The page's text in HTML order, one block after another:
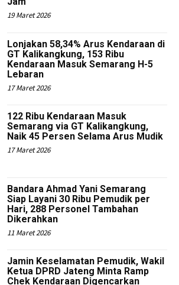
19 Maret 2026
Lonjakan 58,34% Arus Kendaraan di
GT Kalikangkung, 153 Ribu
Kendaraan Masuk Semarang H-5
Lebaran
17 Maret 2026
122 Ribu Kendaraan Masuk
Semarang via GT Kalikangkung,
Naik 45 Persen Selama Arus Mudik
17 Maret 2026
Bandara Ahmad Yani Semarang
Siap Layani 30 Ribu Pemudik per
Hari, 288 Personel Tambahan
Dikerahkan
11 Maret 2026
Jamin Keselamatan Pemudik, Wakil
Ketua DPRD Jateng Minta Ramp
Chek Kendaraan Digencarkan